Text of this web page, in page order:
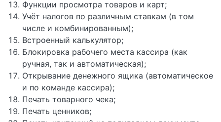
Функции просмотра товаров и карт;
Учёт налогов по различным ставкам (в том
числе и комбинированным);
Встроенный калькулятор;
Блокировка рабочего места кассира (как
ручная, так и автоматическая);
Открывание денежного ящика (автоматическое
и по команде кассира);
Печать товарного чека;
Печать ценников;